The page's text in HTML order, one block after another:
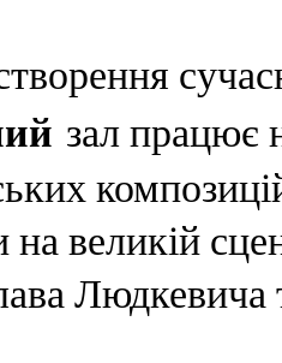
зал працює
на великій